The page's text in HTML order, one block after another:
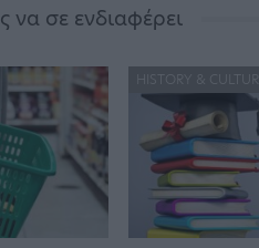
να σε ενδιαφέρει
HISTORY & CULTURE